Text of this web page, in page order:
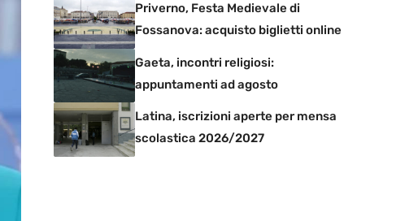
Priverno, Festa Medievale di
Fossanova: acquisto biglietti online
Gaeta, incontri religiosi:
appuntamenti ad agosto
Latina, iscrizioni aperte per mensa
scolastica 2026/2027